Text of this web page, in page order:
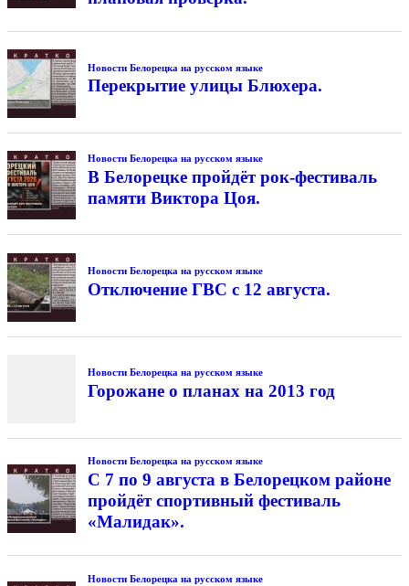
Новости Белорецка на русском языке
Перекрытие улицы Блюхера.
Новости Белорецка на русском языке
В Белорецке пройдёт рок-фестиваль
памяти Виктора Цоя.
Новости Белорецка на русском языке
Отключение ГВС с 12 августа.
Новости Белорецка на русском языке
Горожане о планах на 2013 год
Новости Белорецка на русском языке
С 7 по 9 августа в Белорецком районе
пройдёт спортивный фестиваль
«Малидак».
Новости Белорецка на русском языке